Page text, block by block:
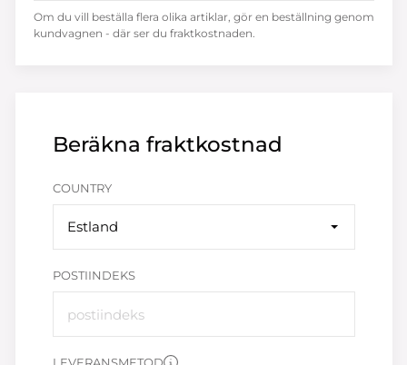
Beräkna fraktkostnad
COUNTRY
Estland
POSTIINDEKS
Om du vill beställa flera olika artiklar, gör en beställning genom
kundvagnen - där ser du fraktkostnaden.